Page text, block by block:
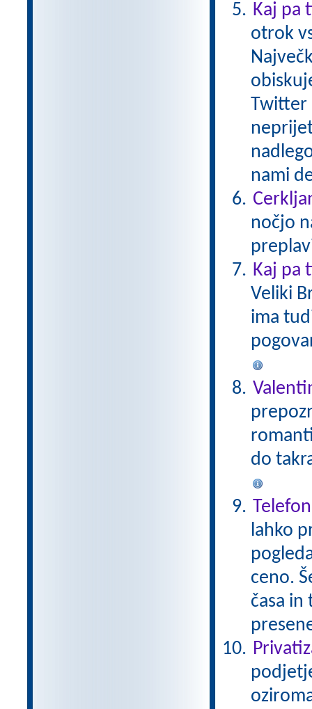
Kaj pa
otrok
Twitter
nami
nočjo
Kaj pa
Veliki
ima
do
lahko
ceno.
časa in